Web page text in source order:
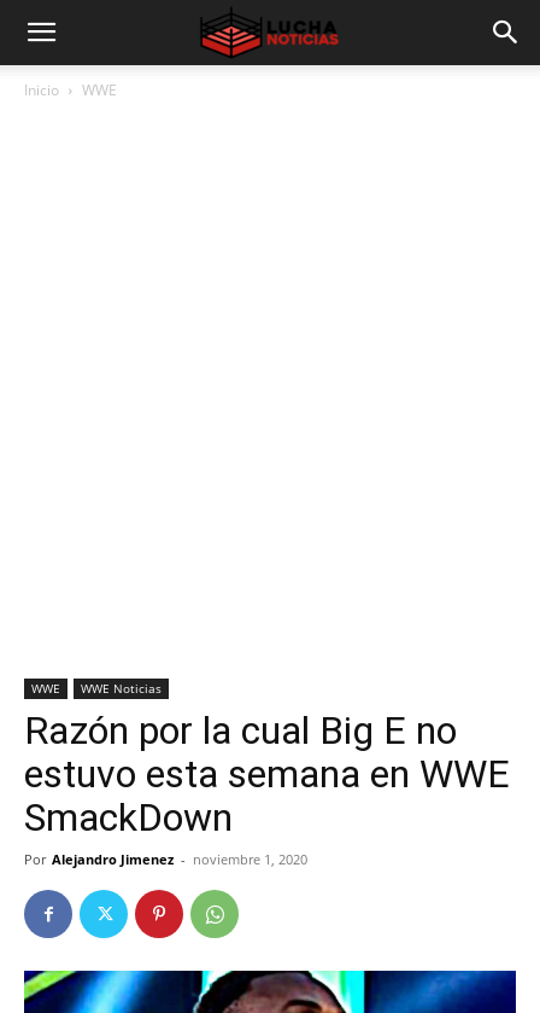
Inicio WWE
WWE WWE Noticias
Razón por la cual Big E no
estuvo esta semana en WWE
SmackDown
Por Alejandro Jimenez - noviembre 1, 2020